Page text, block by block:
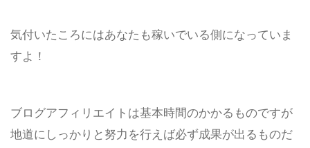
気付いたころにはあなたも稼いでいる側になっていま
すよ！
ブログアフィリエイトは基本時間のかかるものですが
地道にしっかりと努力を行えば必ず成果が出るものだ